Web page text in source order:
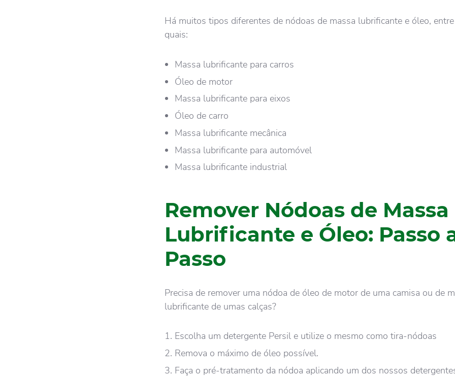
Há muitos tipos diferentes de nódoas de massa lubrificante e óleo,
quais:
Massa lubrificante para carros
Óleo de motor
Massa lubrificante para eixos
Óleo de carro
Massa lubrificante mecânica
Massa lubrificante para automóvel
Massa lubrificante industrial
Remover Nódoas de Massa
Lubrificante e Óleo: Passo
Passo
Precisa de remover uma nódoa de óleo de motor de uma camisa ou de
lubrificante de umas calças?
Escolha um detergente Persil e utilize o mesmo como tira-nódoas
Remova o máximo de óleo possível.
Faça o pré-tratamento da nódoa aplicando um dos nossos